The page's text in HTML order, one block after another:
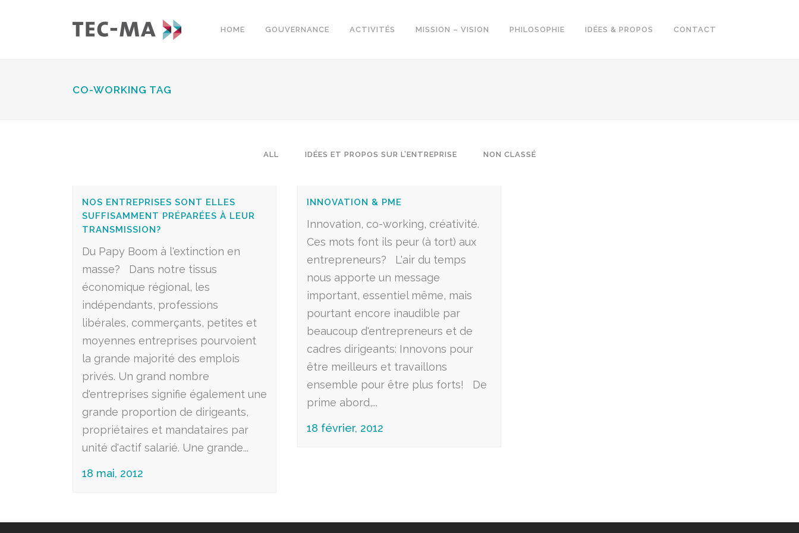
HOME GOUVERNANCE ACTIVITÉS MISSION – VISION PHILOSOPHIE IDÉES & PROPOS CONTACT
CO-WORKING TAG
ALL IDÉES ET PROPOS SUR L’ENTREPRISE NON CLASSÉ
NOS ENTREPRISES SONT ELLES
SUFFISAMMENT PRÉPARÉES À LEUR
TRANSMISSION?
Du Papy Boom à l'extinction en
masse? Dans notre tissus
économique régional, les
indépendants, professions
libérales, commerçants, petites et
moyennes entreprises pourvoient
la grande majorité des emplois
privés. Un grand nombre
d'entreprises signifie également une
grande proportion de dirigeants,
propriétaires et mandataires par
unité d'actif salarié. Une grande...
18 mai, 2012
INNOVATION & PME
Innovation, co-working, créativité.
Ces mots font ils peur (à tort) aux
entrepreneurs? L'air du temps
nous apporte un message
important, essentiel même, mais
pourtant encore inaudible par
beaucoup d'entrepreneurs et de
cadres dirigeants: Innovons pour
être meilleurs et travaillons
ensemble pour être plus forts! De
prime abord,...
18 février, 2012